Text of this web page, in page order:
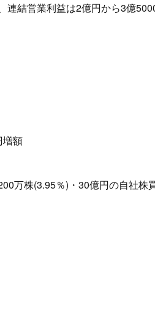
連結営業利益は2億円から3億
増額
万株(3.95％)・30億円の自社